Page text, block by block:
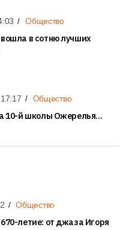
Общество
в сотню лучших
17:17 Общество
10-й школы Ожерелья...
Общество
летие: от джаза Игоря